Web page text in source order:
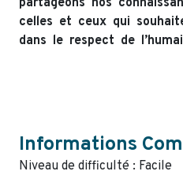
celles et ceux qui
dans le respect de
Informations
Niveau de difficulté : Facile